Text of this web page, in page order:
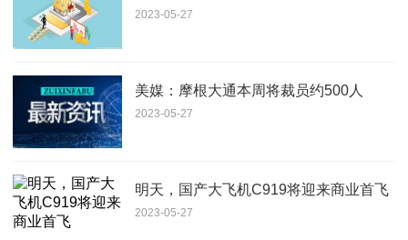
2023-05-27
美媒：摩根大通本周将裁员约500人
2023-05-27
明天，国产大飞机C919将迎来商业首飞
2023-05-27